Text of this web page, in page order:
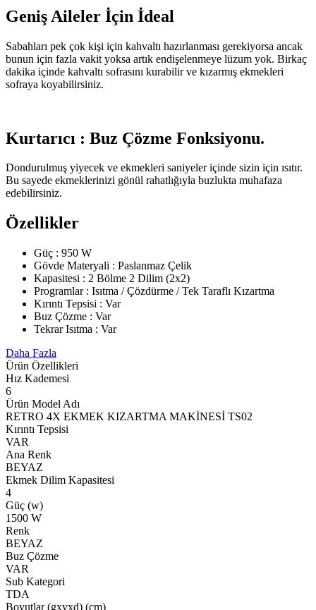
Geniş Aileler İçin İdeal
Sabahları pek çok kişi için kahvaltı hazırlanması gerekiyorsa ancak
bunun için fazla vakit yoksa artık endişelenmeye lüzum yok. Birkaç
dakika içinde kahvaltı sofrasını kurabilir ve kızarmış ekmekleri
sofraya koyabilirsiniz.
Kurtarıcı : Buz Çözme Fonksiyonu.
Dondurulmuş yiyecek ve ekmekleri saniyeler içinde sizin için ısıtır.
Bu sayede ekmeklerinizi gönül rahatlığıyla buzlukta muhafaza
edebilirsiniz.
Özellikler
Güç : 950 W
Gövde Materyali : Paslanmaz Çelik
Kapasitesi : 2 Bölme 2 Dilim (2x2)
Programlar : Isıtma / Çözdürme / Tek Taraflı Kızartma
Kırıntı Tepsisi : Var
Buz Çözme : Var
Tekrar Isıtma : Var
Daha Fazla
Ürün Özellikleri
Hız Kademesi
6
Ürün Model Adı
RETRO 4X EKMEK KIZARTMA MAKİNESİ TS02
Kırıntı Tepsisi
VAR
Ana Renk
BEYAZ
Ekmek Dilim Kapasitesi
4
Güç (w)
1500 W
Renk
BEYAZ
Buz Çözme
VAR
Sub Kategori
TDA
Boyutlar (gxyxd) (cm)